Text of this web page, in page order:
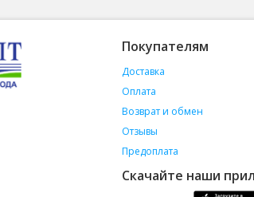
Покупателям
Доставка
Оплата
Возврат и обмен
Отзывы
Предоплата
Скачайте наши